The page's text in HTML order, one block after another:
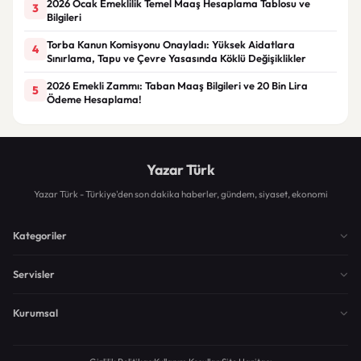
3
2026 Ocak Emeklilik Temel Maaş Hesaplama Tablosu ve
Bilgileri
4
Torba Kanun Komisyonu Onayladı: Yüksek Aidatlara
Sınırlama, Tapu ve Çevre Yasasında Köklü Değişiklikler
5
2026 Emekli Zammı: Taban Maaş Bilgileri ve 20 Bin Lira
Ödeme Hesaplama!
Yazar Türk
Yazar Türk - Türkiye'den son dakika haberler, gündem, siyaset, ekonomi
Kategoriler
Servisler
Kurumsal